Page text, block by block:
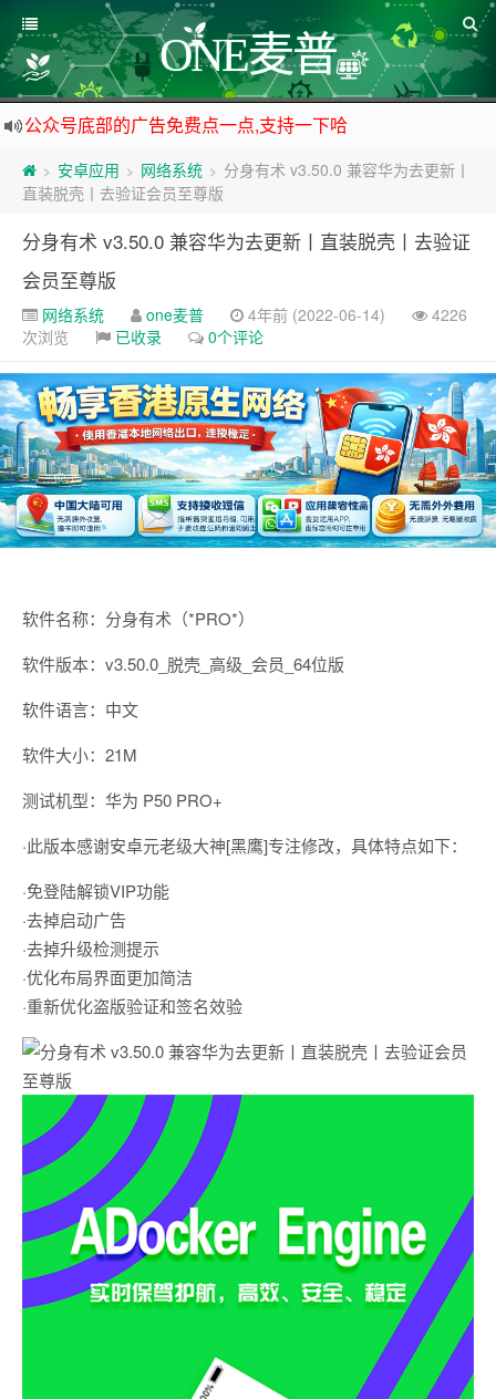
ONE麦普
公众号底部的广告免费点一点,支持一下哈
资源来之不易,大家低调使用
如下载链接被封,请在网站留言给我们
> 安卓应用 > 网络系统 > 分身有术 v3.50.0 兼容华为去更新丨
直装脱壳丨去验证会员至尊版
分身有术 v3.50.0 兼容华为去更新丨直装脱壳丨去验证
会员至尊版
网络系统 one麦普 4年前 (2022-06-14)
4226
次浏览
已收录 0个评论
软件名称：分身有术（*PRO*）
软件版本：v3.50.0_脱壳_高级_会员_64位版
软件语言：中文
软件大小：21M
测试机型：华为 P50 PRO+
·此版本感谢安卓元老级大神[黑鹰]专注修改，具体特点如下：
·免登陆解锁VIP功能
·去掉启动广告
·去掉升级检测提示
·优化布局界面更加简洁
·重新优化盗版验证和签名效验